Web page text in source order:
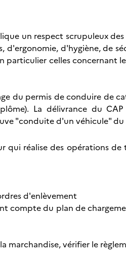
un respect scrupuleux des
d'ergonomie, d'hygiène, de
particulier celles concernant
du permis de conduire de
La délivrance du CAP
"conduite d'un véhicule" du
qui réalise des opérations de
d'enlèvement
compte du plan de
marchandise, vérifier le